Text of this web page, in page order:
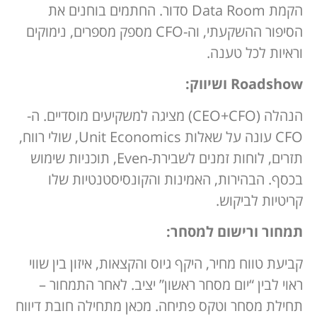
הקמת Data Room סדור. החתמים בוחנים את
הסיפור ההשקעתי, וה-CFO מספק מספרים, נימוקים
וראיות לכל טענה.
Roadshow ושיווק:
הנהלה (CEO+CFO) מציגה למשקיעים מוסדיים. ה-
CFO עונה על שאלות Unit Economics, שולי רווח,
תזרים, לוחות זמנים לשבירת-Even, תוכניות שימוש
בכסף. הבהירות, האמינות והקונסיסטנטיות שלו
קריטיות לביקוש.
תמחור ורישום למסחר:
קביעת טווח מחיר, היקף גיוס והקצאות, איזון בין שווי
ראוי לבין “יום מסחר ראשון” יציב. לאחר התמחור –
תחילת מסחר וטקס פתיחה. מכאן מתחילה חובת דיווח